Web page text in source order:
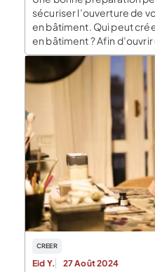
sécuriser l’ouverture de
en bâtiment. Qui peut
en bâtiment ? Afin
en bâtiment il est
gestion, c’est-à-dire
de plus de 16 ans ou être
CREER
Eid Y. 27 Août 2024